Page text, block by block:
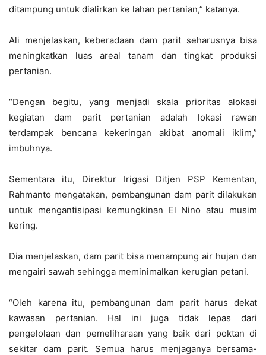
ditampung untuk dialirkan ke lahan pertanian,” katanya.
Ali menjelaskan, keberadaan dam parit seharusnya bisa
meningkatkan luas areal tanam dan tingkat produksi
pertanian.
“Dengan begitu, yang menjadi skala prioritas alokasi
kegiatan dam parit pertanian adalah lokasi rawan
terdampak bencana kekeringan akibat anomali iklim,”
imbuhnya.
Sementara itu, Direktur Irigasi Ditjen PSP Kementan,
Rahmanto mengatakan, pembangunan dam parit dilakukan
untuk mengantisipasi kemungkinan El Nino atau musim
kering.
Dia menjelaskan, dam parit bisa menampung air hujan dan
mengairi sawah sehingga meminimalkan kerugian petani.
“Oleh karena itu, pembangunan dam parit harus dekat
kawasan pertanian. Hal ini juga tidak lepas dari
pengelolaan dan pemeliharaan yang baik dari poktan di
sekitar dam parit. Semua harus menjaganya bersama-